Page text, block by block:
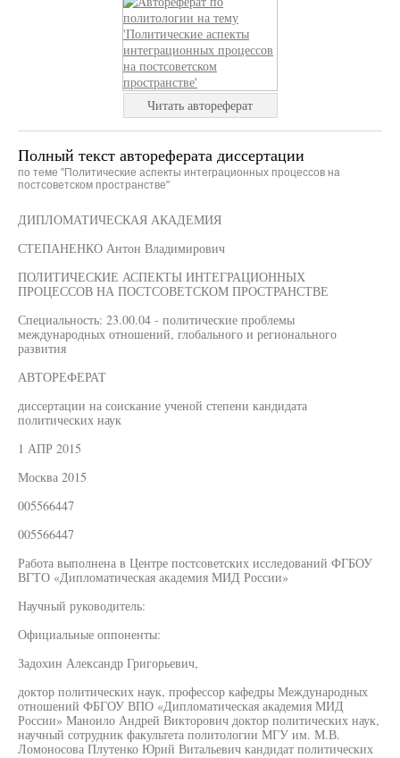
Читать автореферат
Полный текст автореферата диссертации
по теме "Политические аспекты интеграционных процессов на
постсоветском пространстве"
ДИПЛОМАТИЧЕСКАЯ АКАДЕМИЯ
СТЕПАНЕНКО Антон Владимирович
ПОЛИТИЧЕСКИЕ АСПЕКТЫ ИНТЕГРАЦИОННЫХ
ПРОЦЕССОВ НА ПОСТСОВЕТСКОМ ПРОСТРАНСТВЕ
Специальность: 23.00.04 - политические проблемы
международных отношений, глобального и регионального
развития
АВТОРЕФЕРАТ
диссертации на соискание ученой степени кандидата
политических наук
1 АПР 2015
Москва 2015
005566447
005566447
Работа выполнена в Центре постсоветских исследований ФГБОУ
ВГТО «Дипломатическая академия МИД России»
Научный руководитель:
Официальные оппоненты:
Задохин Александр Григорьевич,
доктор политических наук, профессор кафедры Международных
отношений ФБГОУ ВПО «Дипломатическая академия МИД
России» Маноило Андрей Викторович доктор политических наук,
научный сотрудник факультета политологии МГУ им. М.В.
Ломоносова Плутенко Юрий Витальевич кандидат политических